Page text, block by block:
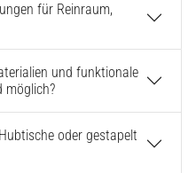
für Reinraum,
und funktionale
möglich?
oder gestapelt